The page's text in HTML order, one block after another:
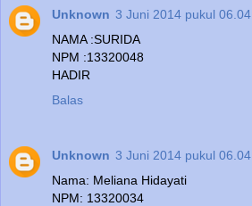
Unknown 3 Juni 2014 pukul 06.04
NAMA :SURIDA
NPM :13320048
HADIR
Balas
Unknown 3 Juni 2014 pukul 06.04
Nama: Meliana Hidayati
NPM: 13320034